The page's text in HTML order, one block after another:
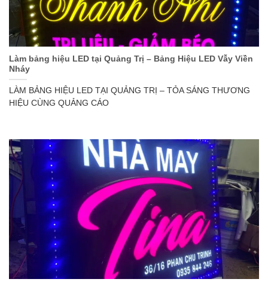
Làm bảng hiệu LED tại Quảng Trị – Bảng Hiệu LED Vẫy Viền
Nháy
LÀM BẢNG HIỆU LED TẠI QUẢNG TRỊ – TỎA SÁNG THƯƠNG
HIỆU CÙNG QUẢNG CÁO